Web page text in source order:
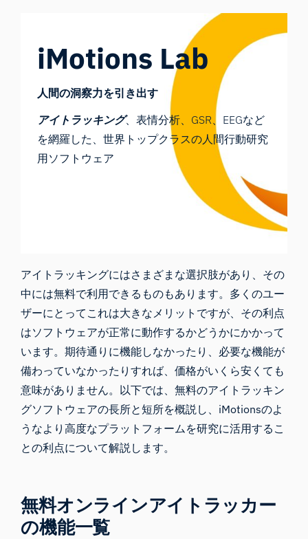
iMotions Lab
人間の洞察力を引き出す
アイトラッキング、表情分析、GSR、EEGなど
を網羅した、世界トップクラスの人間行動研究
用ソフトウェア
アイトラッキングにはさまざまな選択肢があり、その
中には無料で利用できるものもあります。多くのユー
ザーにとってこれは大きなメリットですが、その利点
はソフトウェアが正常に動作するかどうかにかかって
います。期待通りに機能しなかったり、必要な機能が
備わっていなかったりすれば、価格がいくら安くても
意味がありません。以下では、無料のアイトラッキン
グソフトウェアの長所と短所を概説し、iMotionsのよ
うなより高度なプラットフォームを研究に活用するこ
との利点について解説します。
無料オンラインアイトラッカー
の機能一覧